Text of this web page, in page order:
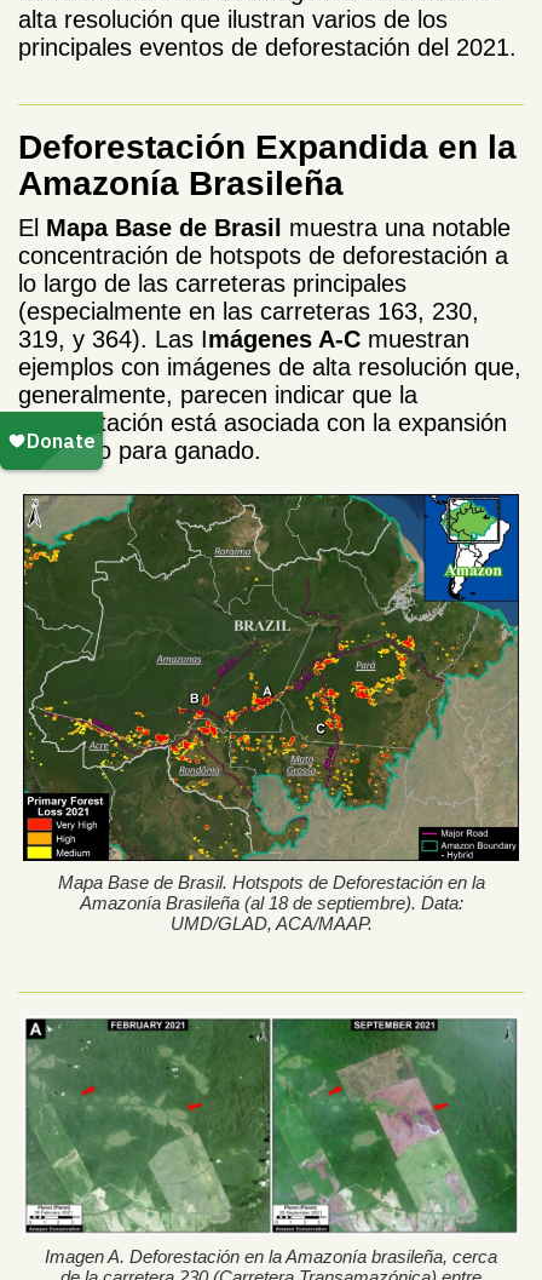
alta resolución que ilustran varios de los
principales eventos de deforestación del 2021.
Deforestación Expandida en la
Amazonía Brasileña
El Mapa Base de Brasil
muestra una notable
concentración de hotspots de deforestación a
lo largo de las carreteras principales
(especialmente en las carreteras 163, 230,
319, y 364). Las Imágenes A-C muestran
ejemplos con imágenes de alta resolución que,
generalmente, parecen indicar que la
deforestación está asociada con la expansión
de pasto para ganado.
Mapa Base de Brasil. Hotspots de Deforestación en la
Amazonía Brasileña (al 18 de septiembre). Data:
UMD/GLAD, ACA/MAAP.
Imagen A. Deforestación en la Amazonía brasileña, cerca